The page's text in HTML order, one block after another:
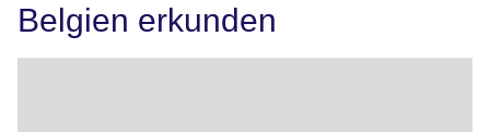
Belgien erkunden